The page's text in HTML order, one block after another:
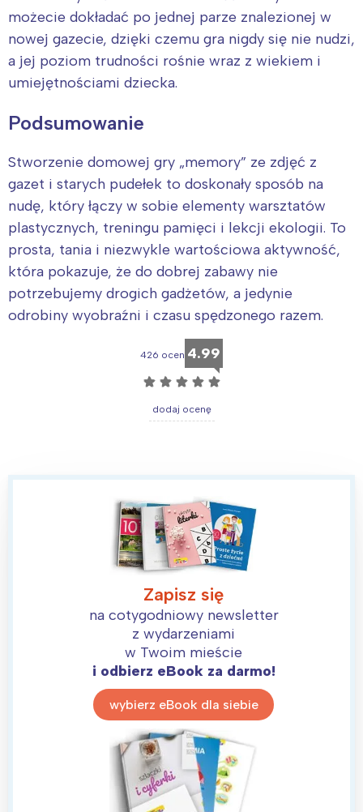
możecie dokładać po jednej parze znalezionej w
nowej gazecie, dzięki czemu gra nigdy się nie nudzi,
a jej poziom trudności rośnie wraz z wiekiem i
umiejętnościami dziecka.
Podsumowanie
Stworzenie domowej gry „memory” ze zdjęć z
gazet i starych pudełek to doskonały sposób na
nudę, który łączy w sobie elementy warsztatów
plastycznych, treningu pamięci i lekcji ekologii. To
prosta, tania i niezwykle wartościowa aktywność,
która pokazuje, że do dobrej zabawy nie
potrzebujemy drogich gadżetów, a jedynie
odrobiny wyobraźni i czasu spędzonego razem.
426 ocen 4.99
☆ ☆ ☆ ☆ ☆
dodaj ocenę
Zapisz się
na cotygodniowy newsletter
z wydarzeniami
w Twoim mieście
i odbierz eBook za darmo!
wybierz eBook dla siebie